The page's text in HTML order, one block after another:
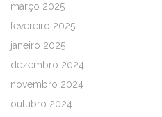
março 2025
fevereiro 2025
janeiro 2025
dezembro 2024
novembro 2024
outubro 2024